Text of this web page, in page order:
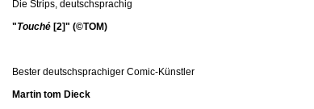
Die Strips, deutschsprachig
"Touché [2]" (©TOM)
Bester deutschsprachiger Comic-Künstler
Martin tom Dieck